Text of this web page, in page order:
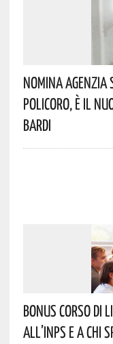
Nomina
Policoro, È Il
Bardi
Bonus Corso Di
All’INPS E A Chi